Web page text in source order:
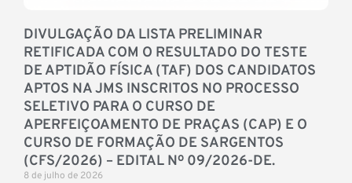
DIVULGAÇÃO DA LISTA PRELIMINAR
RETIFICADA COM O RESULTADO DO TESTE
DE APTIDÃO FÍSICA (TAF) DOS CANDIDATOS
APTOS NA JMS INSCRITOS NO PROCESSO
SELETIVO PARA O CURSO DE
APERFEIÇOAMENTO DE PRAÇAS (CAP) E O
CURSO DE FORMAÇÃO DE SARGENTOS
(CFS/2026) – EDITAL Nº 09/2026-DE.
8 de julho de 2026